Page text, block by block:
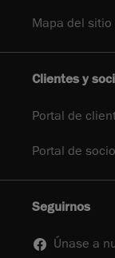
Mapa del sitio
Clientes y
Portal de
Portal de
Seguirnos
Únase a